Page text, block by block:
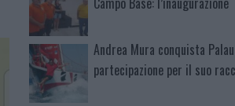
Andrea Mura conquista
partecipazione per il suo